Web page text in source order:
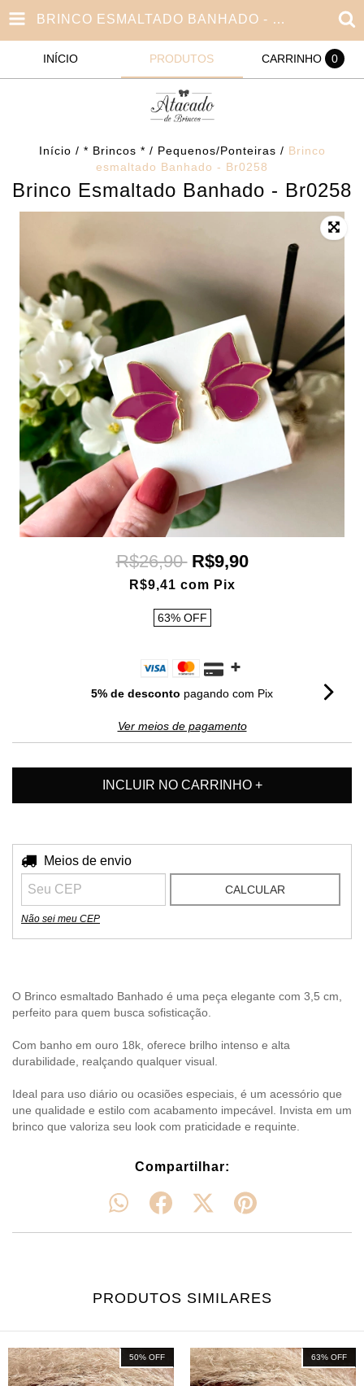
BRINCO ESMALTADO BANHADO - BR0258
INÍCIO PRODUTOS CARRINHO 0
Início / * Brincos * / Pequenos/Ponteiras / Brinco
esmaltado Banhado - Br0258
Brinco Esmaltado Banhado - Br0258
R$26,90 R$9,90
R$9,41 com Pix
63% OFF
5% de desconto pagando com Pix
Ver meios de pagamento
Entregas para o CEP:
Meios de envio
CALCULAR
Não sei meu CEP
O Brinco esmaltado Banhado é uma peça elegante com 3,5 cm,
perfeito para quem busca sofisticação.
Com banho em ouro 18k, oferece brilho intenso e alta
durabilidade, realçando qualquer visual.
Ideal para uso diário ou ocasiões especiais, é um acessório que
une qualidade e estilo com acabamento impecável. Invista em um
brinco que valoriza seu look com praticidade e requinte.
Compartilhar:
PRODUTOS SIMILARES
50% OFF 63% OFF